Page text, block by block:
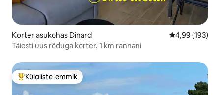
Korter asukohas Dinard Keskmine
4,99 (193)
Täiesti uus rõduga korter, 1 km rannani
Külaliste suur lemmik
Külaliste lemmik